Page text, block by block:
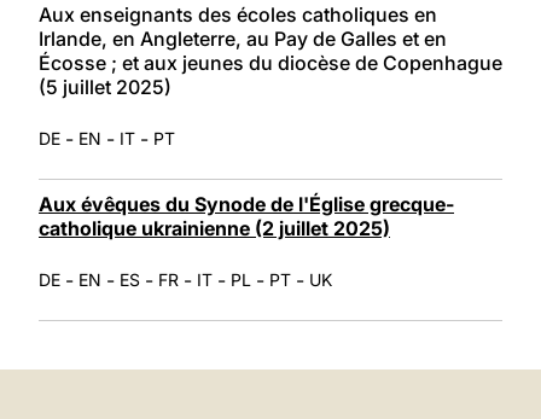
Aux enseignants des écoles catholiques en
Irlande, en Angleterre, au Pay de Galles et en
Écosse ; et aux jeunes du diocèse de Copenhague
(5 juillet 2025)
DE - EN - IT - PT
Aux évêques du Synode de l'Église grecque-
catholique ukrainienne (2 juillet 2025)
DE - EN - ES - FR - IT - PL - PT - UK